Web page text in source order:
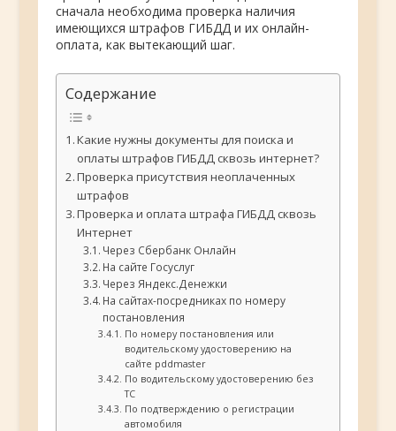
сначала необходима проверка наличия
имеющихся штрафов ГИБДД и их онлайн-
оплата, как вытекающий шаг.
Содержание
Какие нужны документы для поиска и
оплаты штрафов ГИБДД сквозь интернет?
Проверка присутствия неоплаченных
штрафов
Проверка и оплата штрафа ГИБДД сквозь
Интернет
Через Сбербанк Онлайн
На сайте Госуслуг
Через Яндекс.Денежки
На сайтах-посредниках по номеру
постановления
По номеру постановления или
водительскому удостоверению на
сайте pddmaster
По водительскому удостоверению без
ТС
По подтверждению о регистрации
автомобиля